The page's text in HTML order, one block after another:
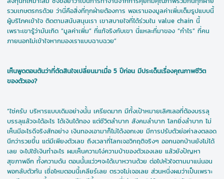
รวมเกษตรกรด้วย ว่านี่คือสิ่งที่ทุกฝ่ายต้องการ พอเรามองมูลค่าเพิ่มเต็มรูปแบบนี้
ผู้บริโภคเข้าใจ ติดตามสนับสนุนเรา เขาสบายใจที่ได้ร่วมใน value chain นี้
เพราะเขารู้ว่ามันเกิด “มูลค่าเพิ่ม” ที่แท้จริงกับเขา นี่แหละที่มาของ “กำไร” ที่คน
ภายนอกไม่เข้าใจหากมองเราแบบฉาบฉวย”
เห็นพูดตอนต้นว่าที่ตัดสินใจเปลี่ยนมาเมื่อ 5 ปีก่อน มีประเด็นเรื่องคุณภาพชีวิต
ของตัวเอง?
“ใช่ครับ บริหารแบบเดิมอย่างนั้น เครียดมาก มีทั้งเป้าหมายเลิศเลอที่ต้องบรรลุ
บรรลุแล้วจะได้อะไร ได้เงินได้ทอง แต่ชีวิตลำบาก สังคมลำบาก โลกยิ่งลำบาก ไม่
เห็นมีอะไรดีจริงสักอย่าง เงินทองเอามาก็ไม่ได้งอกเงย มีการปรับตัวย่อค่าลงตลอด
นึกว่ารวยขึ้น แต่มีเพียงตัวเลข ถึงเวลาที่โลกเจอวิกฤติจริงๆ ออกนอกบ้านยังไม่ได้
เลย จะไปใช้เงินทำอะไร ผมเห็นความโง่ความบ้าของตัวเองเลย แล้วยังปัญหา
สุขภาพอีก ทั้งความดัน ตอนนั้นแว่วๆจะได้เบาหวานด้วย ต่อไปหัวใจตามมาแน่นอน
พอกลับตัวทัน เชื่อไหมตอนนี้เคลียร์เลย ตรวจไม่เจอเลย ส่วนหนึ่งผมว่าเป็นเพราะ